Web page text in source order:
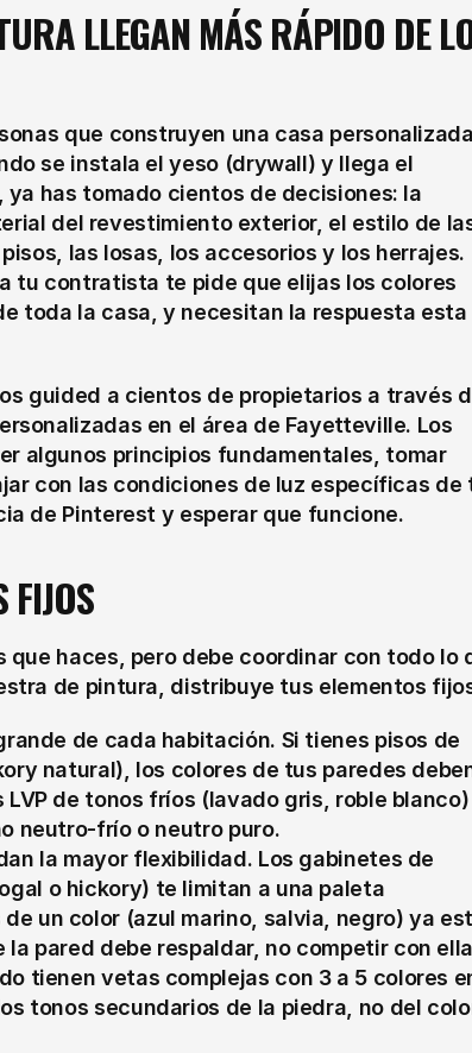
LLEGAN MÁS RÁPIDO DE
que construyen una casa personalizada
se instala el yeso (drywall) y llega el
has tomado cientos de decisiones: la
del revestimiento exterior, el estilo de
las losas, los accesorios y los herrajes.
tu contratista te pide que elijas los colores
toda la casa, y necesitan la respuesta esta
guided a cientos de propietarios a través
en el área de Fayetteville. Los
algunos principios fundamentales, tomar
con las condiciones de luz específicas de
de Pinterest y esperar que funcione.
FIJOS
haces, pero debe coordinar con todo lo
de pintura, distribuye tus elementos
de cada habitación. Si tienes pisos de
natural), los colores de tus paredes
de tonos fríos (lavado gris, roble
neutro-frío o neutro puro.
la mayor flexibilidad. Los gabinetes de
o hickory) te limitan a una paleta
un color (azul marino, salvia, negro) ya
pared debe respaldar, no competir con
tienen vetas complejas con 3 a 5 colores
tonos secundarios de la piedra, no del